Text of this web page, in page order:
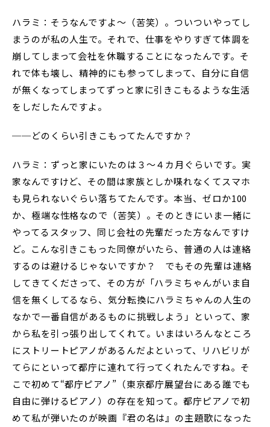
ハラミ：そうなんですよ〜（苦笑）。ついついやってし
まうのが私の人生で。それで、仕事をやりすぎて体調を
崩してしまって会社を休職することになったんです。そ
れで体も壊し、精神的にも参ってしまって、自分に自信
が無くなってしまってずっと家に引きこもるような生活
をしだしたんですよ。
──どのくらい引きこもってたんですか？
ハラミ：ずっと家にいたのは３〜４カ月ぐらいです。実
家なんですけど、その間は家族としか喋れなくてスマホ
も見られないぐらい落ちてたんです。本当、ゼロか100
か、極端な性格なので（苦笑）。そのときにいま一緒に
やってるスタッフ、同じ会社の先輩だった方なんですけ
ど。こんな引きこもった同僚がいたら、普通の人は連絡
するのは避けるじゃないですか？ でもその先輩は連絡
してきてくださって、その方が「ハラミちゃんがいま自
信を無くしてるなら、気分転換にハラミちゃんの人生の
なかで一番自信があるものに挑戦しよう」といって、家
から私を引っ張り出してくれて。いまはいろんなところ
にストリートピアノがあるんだよといって、リハビリが
てらにといって都庁に連れて行ってくれたんですね。そ
こで初めて“都庁ピアノ”（東京都庁展望台にある誰でも
自由に弾けるピアノ）の存在を知って。都庁ピアノで初
めて私が弾いたのが映画『君の名は』の主題歌になった